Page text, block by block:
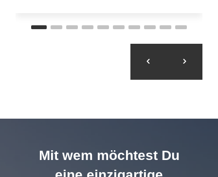
Mit wem möchtest Du